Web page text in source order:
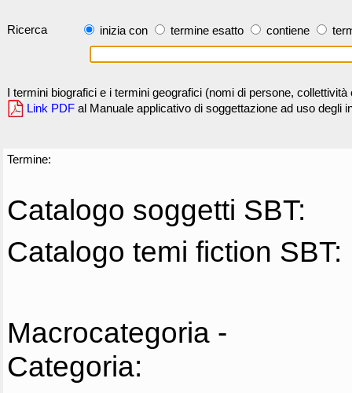
Ricerca inizia con termine esatto contiene
I termini biografici e i termini geografici (nomi di persone,
Link PDF al Manuale applicativo di soggettazione ad uso degli
Termine:
Catalogo soggetti SBT:
Catalogo temi fiction SBT:
Macrocategoria -
Categoria: